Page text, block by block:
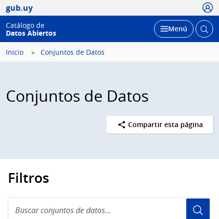
gub.uy
Catálogo de
Datos Abiertos
Desplegar
Menú Abrir
Inicio Conjuntos de Datos
Conjuntos de Datos
Compartir esta página
Filtros
conjuntos